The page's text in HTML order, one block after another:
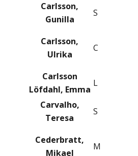
Carlsson,
Gunilla
S
Carlsson,
Ulrika
C
Carlsson
Löfdahl, Emma
L
Carvalho,
Teresa
S
Cederbratt,
Mikael
M